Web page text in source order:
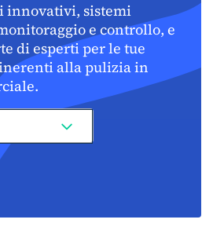
innovativi, sistemi
e controllo, e
di esperti per le tue
alla pulizia in